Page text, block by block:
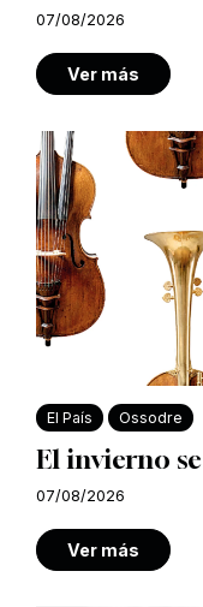
07/08/2026
Ver más
El País Ossodre
El invierno
07/08/2026
Ver más